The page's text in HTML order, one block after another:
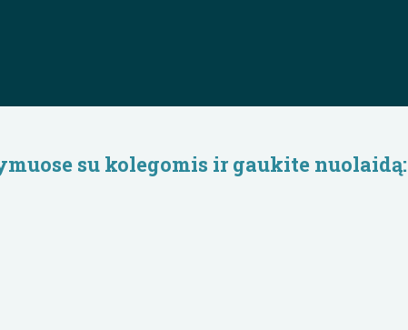
su kolegomis ir gaukite nuolaidą: